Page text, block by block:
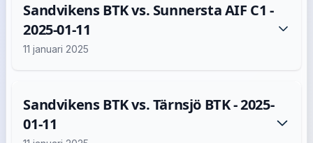
Sandvikens BTK vs. Sunnersta AIF C1 -
2025-01-11
11 januari 2025
Sandvikens BTK vs. Tärnsjö BTK - 2025-
01-11